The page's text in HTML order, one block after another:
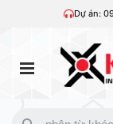
Dự án: